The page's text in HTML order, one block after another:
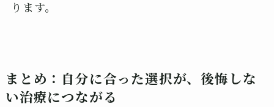
ります。
まとめ：自分に合った選択が、後悔しな
い治療につながる